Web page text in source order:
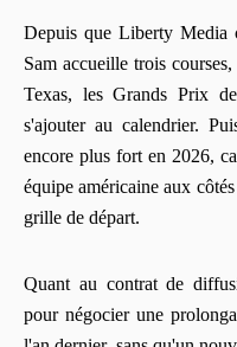
Depuis que Liberty Media
Sam accueille trois
Texas, les Grands Prix
s'ajouter au calendrier.
encore plus fort en 2026,
équipe américaine aux
grille de départ.
Quant au contrat de
pour négocier une